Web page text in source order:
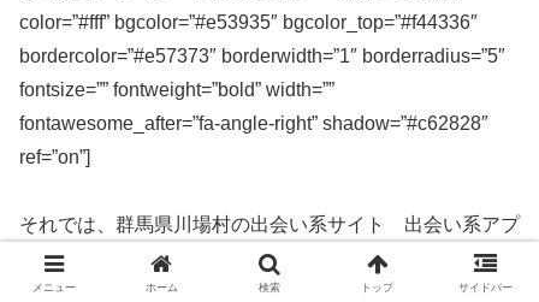
color=”#fff” bgcolor=”#e53935″ bgcolor_top=”#f44336″
bordercolor=”#e57373″ borderwidth=”1″ borderradius=”5″
fontsize=”” fontweight=”bold” width=””
fontawesome_after=”fa-angle-right” shadow=”#c62828″
ref=”on”]
それでは、群馬県川場村の出会い系サイト 出会い系アプ
リを実際に使ってみた感想などを解説します。
メニュー ホーム 検索 トップ サイドバー